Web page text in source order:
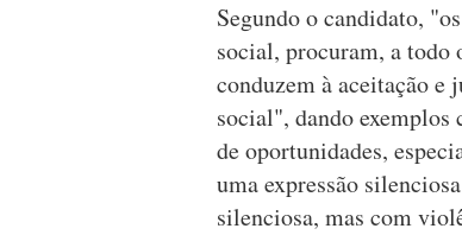
Segundo o candidato,
social, procuram, a todo
conduzem à aceitação e
social", dando
de oportunidades,
uma expressão
silenciosa, mas com